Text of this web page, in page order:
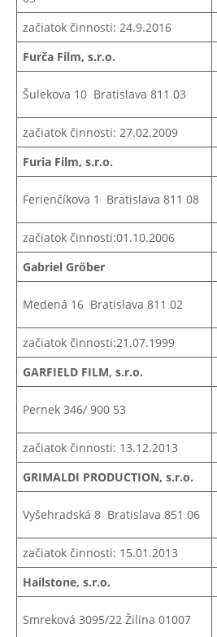
začiatok činnosti: 24.9.2016
Furča Film, s.r.o.
Šulekova 10 Bratislava 811 03
začiatok činnosti: 27.02.2009
Furia Film, s.r.o.
Ferienčíkova 1 Bratislava 811 08
začiatok činnosti:01.10.2006
Gabriel Gröber
Medená 16 Bratislava 811 02
začiatok činnosti:21.07.1999
GARFIELD FILM, s.r.o.
Pernek 346/ 900 53
začiatok činnosti: 13.12.2013
GRIMALDI PRODUCTION, s.r.o.
Vyšehradská 8 Bratislava 851 06
začiatok činnosti: 15.01.2013
Hailstone, s.r.o.
Smreková 3095/22 Žilina 01007